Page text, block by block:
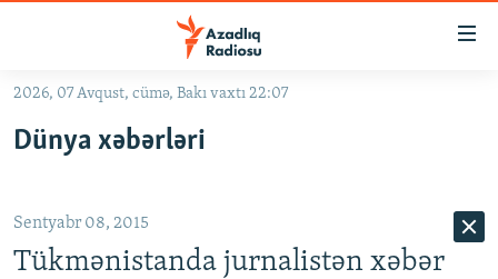
Əsas
qayıt
qayıt
Axtarışa
#İZAHLA
#ƏSLINDƏ
2026, 07 Avqust, cümə, Bakı vaxtı 22:07
Dünya xəbərləri
Sentyabr 08, 2015
Tükmənistanda jurnalistən xəbər